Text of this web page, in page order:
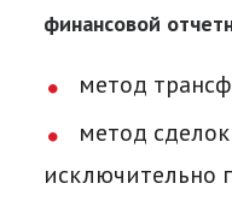
финансовой
метод
метод
исключительно